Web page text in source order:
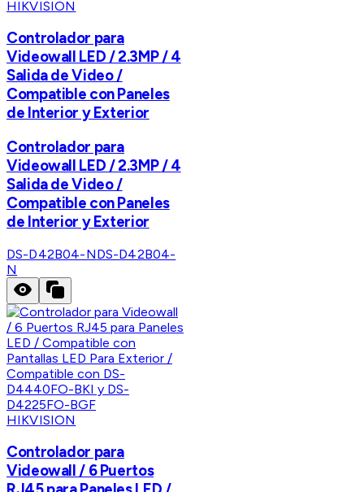
HIKVISION
Controlador para
Videowall LED / 2.3MP / 4
Salida de Video /
Compatible con Paneles
de Interior y Exterior
Controlador para
Videowall LED / 2.3MP / 4
Salida de Video /
Compatible con Paneles
de Interior y Exterior
DS-D42B04-NDS-D42B04-
N
HIKVISION
Controlador para
Videowall / 6 Puertos